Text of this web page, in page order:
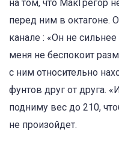
на том, что МакГрегор
перед ним в октагоне.
канале : «Он не
меня не беспокоит
с ним относительно
фунтов друг от друга.
подниму вес до 210,
не произойдет.